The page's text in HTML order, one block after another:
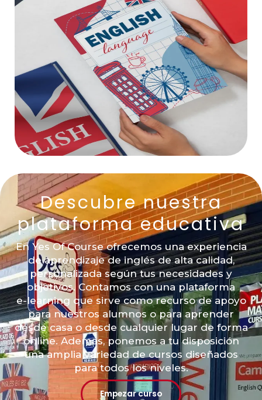
Descubre nuestra
plataforma educativa
En Yes Of Course ofrecemos una experiencia
de aprendizaje de inglés de alta calidad,
personalizada según tus necesidades y
objetivos. Contamos con una plataforma
e-learning que sirve como recurso de apoyo
para nuestros alumnos o para aprender
desde casa o desde cualquier lugar de forma
online. Además, ponemos a tu disposición
una amplia variedad de cursos diseñados
para todos los niveles.
Empezar curso